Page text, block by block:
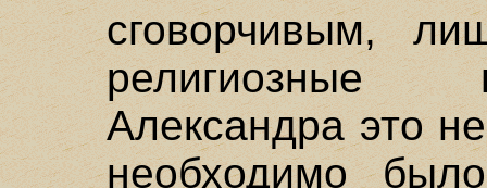
сговорчивым,
религиозные
Александра это
необходимо